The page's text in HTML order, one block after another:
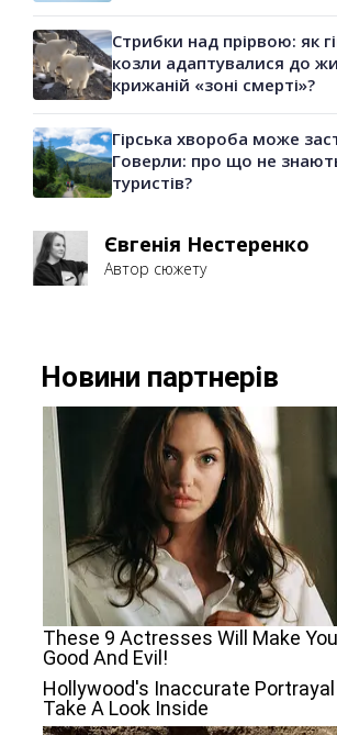
Стрибки над прірвою: як
козли адаптувалися до
крижаній «зоні смерті»?
Гірська хвороба може
Говерли: про що не
туристів?
Євгенія Нестеренко
Автор сюжету